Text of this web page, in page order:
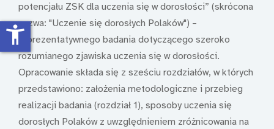
potencjału ZSK dla uczenia się w dorosłości” (skrócona
nazwa: "Uczenie się dorosłych Polaków") –
reprezentatywnego badania dotyczącego szeroko
rozumianego zjawiska uczenia się w dorosłości.
Opracowanie składa się z sześciu rozdziałów, w których
przedstawiono: założenia metodologiczne i przebieg
realizacji badania (rozdział 1), sposoby uczenia się
dorosłych Polaków z uwzględnieniem zróżnicowania na
accessibility_new